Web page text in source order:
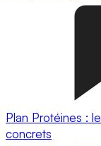
Plan Protéines :
concrets